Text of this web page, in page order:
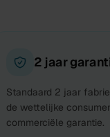
2 jaar
Standaard 2 jaar
de wettelijke
commerciële garantie.